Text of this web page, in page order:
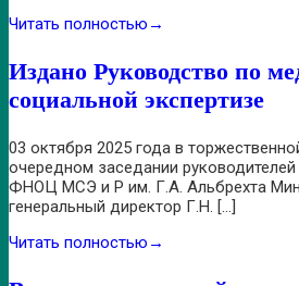
Читать полностью →
Издано Руководство по
социальной экспертизе
03 октября 2025 года в
очередном заседании
ФНОЦ МСЭ и Р им. Г.А. Альбрехта
генеральный директор Г.Н. […]
Читать полностью →